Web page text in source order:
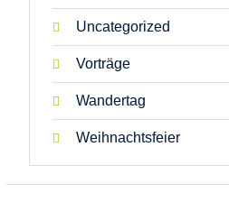
Uncategorized
Vorträge
Wandertag
Weihnachtsfeier